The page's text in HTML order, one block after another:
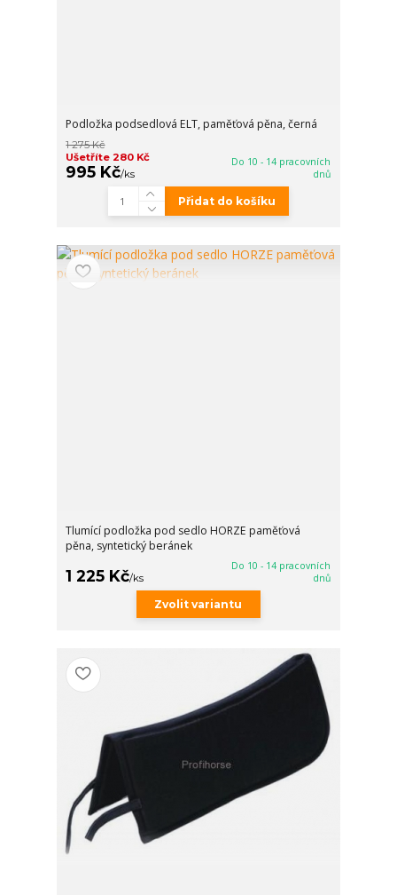
Podložka podsedlová ELT, paměťová pěna, černá
1 275 Kč
Ušetříte 280 Kč
995 Kč/ks
Do 10 - 14 pracovních
dnů
Přidat do košíku
Tlumící podložka pod sedlo HORZE paměťová
pěna, syntetický beránek
1 225 Kč/ks
Do 10 - 14 pracovních
dnů
Zvolit variantu